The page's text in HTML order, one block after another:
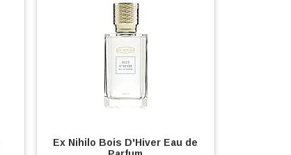
Ex Nihilo Bois D'Hiver Eau de